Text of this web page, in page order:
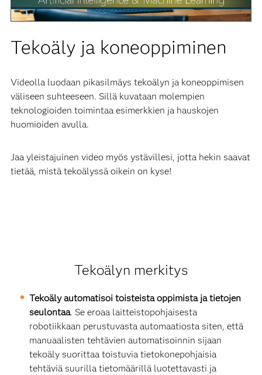
Tekoäly ja koneoppiminen
Videolla luodaan pikasilmäys tekoälyn ja koneoppimisen
väliseen suhteeseen. Sillä kuvataan molempien
teknologioiden toimintaa esimerkkien ja hauskojen
huomioiden avulla.
Jaa yleistajuinen video myös ystävillesi, jotta hekin saavat
tietää, mistä tekoälyssä oikein on kyse!
Video
Tekoälyn merkitys
Tekoäly automatisoi toisteista oppimista ja tietojen
seulontaa. Se eroaa laitteistopohjaisesta
robotiikkaan perustuvasta automaatiosta siten, että
manuaalisten tehtävien automatisoinnin sijaan
tekoäly suorittaa toistuvia tietokonepohjaisia
tehtäviä suurilla tietomäärillä luotettavasti ja